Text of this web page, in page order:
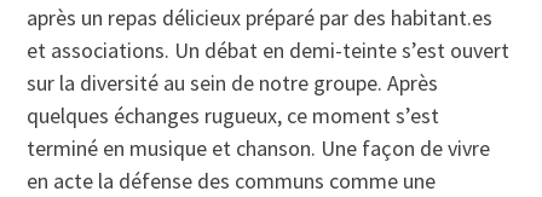
après un repas délicieux préparé par des habitant.es
et associations. Un débat en demi-teinte s’est ouvert
sur la diversité au sein de notre groupe. Après
quelques échanges rugueux, ce moment s’est
terminé en musique et chanson. Une façon de vivre
en acte la défense des communs comme une